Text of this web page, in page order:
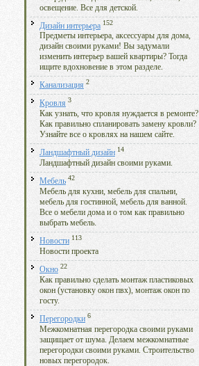
освещение. Все для детской.
Дизайн интерьера 152
Предметы интерьера, аксессуары для дома,
дизайн своими руками! Вы задумали
изменить интерьер вашей квартиры? Тогда
ищите вдохновение в этом разделе.
Канализация 2
Кровля 3
Как узнать, что кровля нуждается в ремонте?
Как правильно спланировать замену кровли?
Узнайте все о кровлях на нашем сайте.
Ландшафтный дизайн 14
Ландшафтный дизайн своими руками.
Мебель 42
Мебель для кухни, мебель для спальни,
мебель для гостинной, мебель для ванной.
Все о мебели дома и о том как правильно
выбрать мебель.
Новости 113
Новости проекта
Окно 22
Как правильно сделать монтаж пластиковых
окон (установку окон пвх), монтаж окон по
госту.
Перегородки 6
Межкомнатная перегородка своими руками
защищает от шума. Делаем межкомнатные
перегородки своими руками. Строительство
новых перегородок.